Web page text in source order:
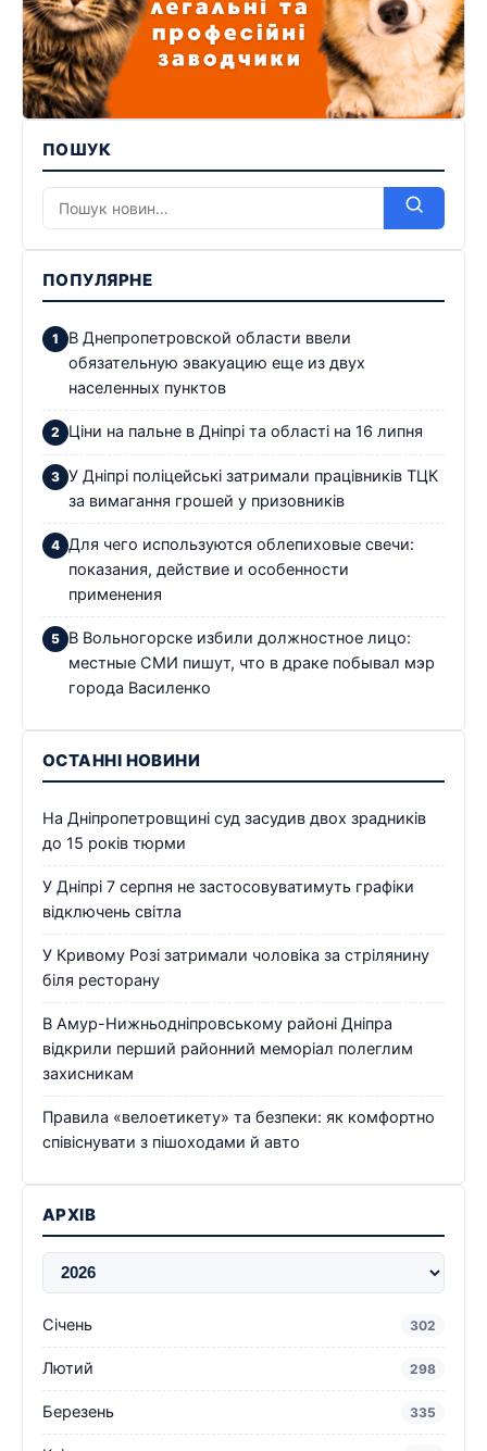
ПОШУК
ПОПУЛЯРНЕ
В Днепропетровской области ввели
обязательную эвакуацию еще из двух
населенных пунктов
Ціни на пальне в Дніпрі та області на 16 липня
У Дніпрі поліцейські затримали працівників ТЦК
за вимагання грошей у призовників
Для чего используются облепиховые свечи:
показания, действие и особенности
применения
В Вольногорске избили должностное лицо:
местные СМИ пишут, что в драке побывал мэр
города Василенко
ОСТАННІ НОВИНИ
На Дніпропетровщині суд засудив двох зрадників
до 15 років тюрми
У Дніпрі 7 серпня не застосовуватимуть графіки
відключень світла
У Кривому Розі затримали чоловіка за стрілянину
біля ресторану
В Амур-Нижньодніпровському районі Дніпра
відкрили перший районний меморіал полеглим
захисникам
Правила «велоетикету» та безпеки: як комфортно
співіснувати з пішоходами й авто
АРХІВ
Січень 302
Лютий 298
Березень 335